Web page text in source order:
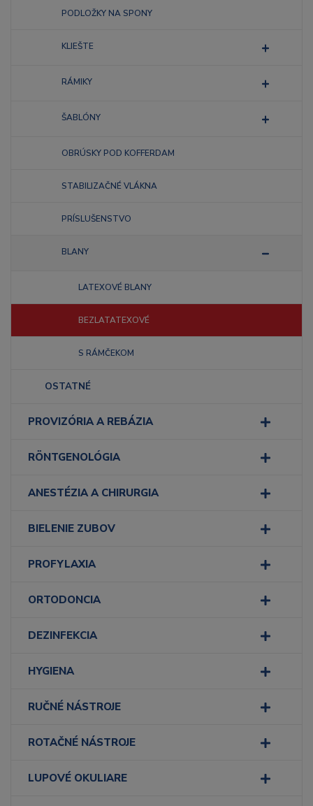
PODLOŽKY NA SPONY
KLIEŠTE
RÁMIKY
ŠABLÓNY
OBRÚSKY POD KOFFERDAM
STABILIZAČNÉ VLÁKNA
PRÍSLUŠENSTVO
BLANY
LATEXOVÉ BLANY
BEZLATATEXOVÉ
S RÁMČEKOM
OSTATNÉ
PROVIZÓRIA A REBÁZIA
RÖNTGENOLÓGIA
ANESTÉZIA A CHIRURGIA
BIELENIE ZUBOV
PROFYLAXIA
ORTODONCIA
DEZINFEKCIA
HYGIENA
RUČNÉ NÁSTROJE
ROTAČNÉ NÁSTROJE
LUPOVÉ OKULIARE